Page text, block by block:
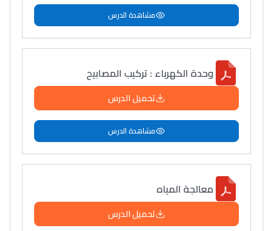
مشاهدة الدرس
وحدة الكهرباء : تركيب المصابيح
تحميل الدرس
مشاهدة الدرس
معالجة المياه
تحميل الدرس